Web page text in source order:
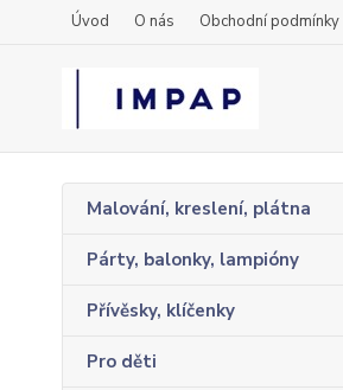
Úvod O nás Obchodní podmínky
Malování, kreslení, plátna
Párty, balonky, lampióny
Přívěsky, klíčenky
Pro děti